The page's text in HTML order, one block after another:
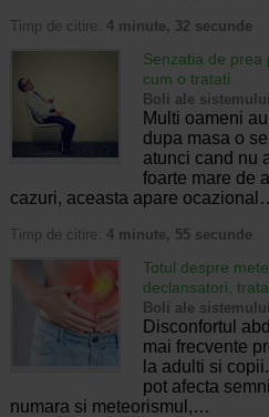
Timp de citire: 4 minute, 32 secunde
Senzatia de prea
cum o tratati
Boli ale
Multi oameni
dupa masa o
atunci cand nu
foarte mare de
cazuri, aceasta apare
Timp de citire: 4 minute, 55 secunde
Totul despre
declansatori,
Boli ale
Disconfortul
mai frecvente
la adulti si
pot afecta
numara si meteorismul,…